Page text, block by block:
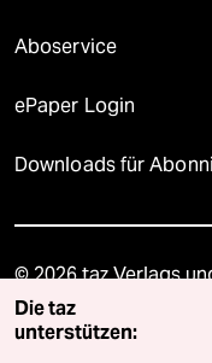
Aboservice
ePaper Login
Downloads für
© 2026 taz Verlags
Alle Rechte vorbehalten.
wenden Sie sich bitte an
Die taz
unterstützen: